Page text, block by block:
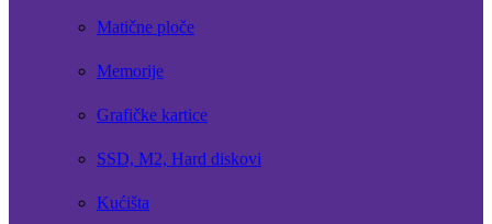
Matične ploče
Memorije
Grafičke kartice
SSD, M2, Hard diskovi
Kućišta